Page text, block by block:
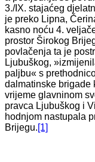
3./IX. stajaćeg
je preko Lipna,
kasno noću 4.
prostor Širokog
povlačenja ta je
Ljubuškog,
paljbu« s
dalmatinske brigade
vrijeme glavninom
pravca Ljubuškog i
hodnjom nastupala
Brijegu.[1]